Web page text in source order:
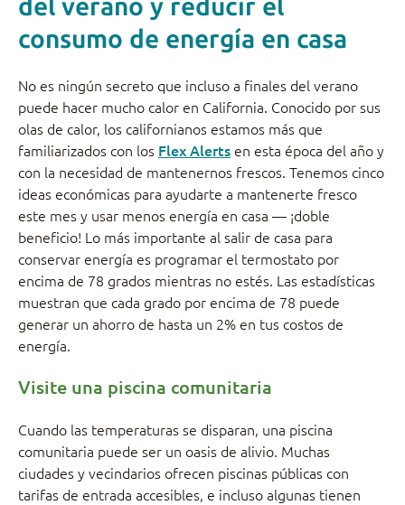
del verano y reducir el
consumo de energía en casa
No es ningún secreto que incluso a finales del verano
puede hacer mucho calor en California. Conocido por sus
olas de calor, los californianos estamos más que
familiarizados con los Flex Alerts en esta época del año y
con la necesidad de mantenernos frescos. Tenemos cinco
ideas económicas para ayudarte a mantenerte fresco
este mes y usar menos energía en casa — ¡doble
beneficio! Lo más importante al salir de casa para
conservar energía es programar el termostato por
encima de 78 grados mientras no estés. Las estadísticas
muestran que cada grado por encima de 78 puede
generar un ahorro de hasta un 2% en tus costos de
energía.
Visite una piscina comunitaria
Cuando las temperaturas se disparan, una piscina
comunitaria puede ser un oasis de alivio. Muchas
ciudades y vecindarios ofrecen piscinas públicas con
tarifas de entrada accesibles, e incluso algunas tienen